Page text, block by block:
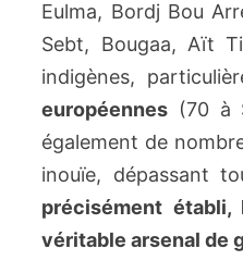
Eulma, Bordj Bou
Sebt, Bougaa, Aït
indigènes,
européennes (70 à
également de
inouïe, dépassant
précisément
véritable arsenal de